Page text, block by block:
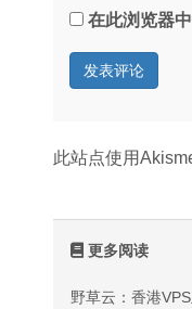
在此浏览器
此站点使用
更多阅读
野草云：香港